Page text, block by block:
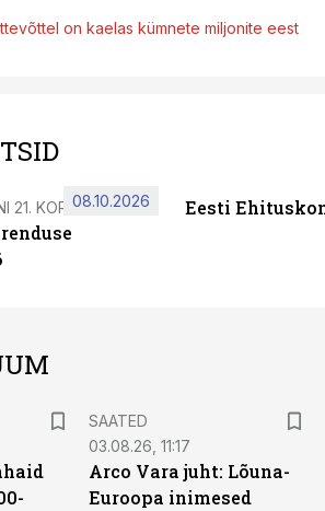
on kaelas kümnete miljonite eest
21. KORRUSEL
08.10.2026 Eesti
SAATED
03.08.26, 11:17
Arco Vara juht: Lõuna-
Euroopa inimesed